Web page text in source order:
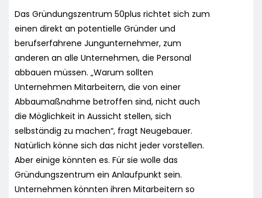
Das Gründungszentrum 50plus richtet sich zum
einen direkt an potentielle Gründer und
berufserfahrene Jungunternehmer, zum
anderen an alle Unternehmen, die Personal
abbauen müssen. „Warum sollten
Unternehmen Mitarbeitern, die von einer
Abbaumaßnahme betroffen sind, nicht auch
die Möglichkeit in Aussicht stellen, sich
selbständig zu machen“, fragt Neugebauer.
Natürlich könne sich das nicht jeder vorstellen.
Aber einige könnten es. Für sie wolle das
Gründungszentrum ein Anlaufpunkt sein.
Unternehmen könnten ihren Mitarbeitern so